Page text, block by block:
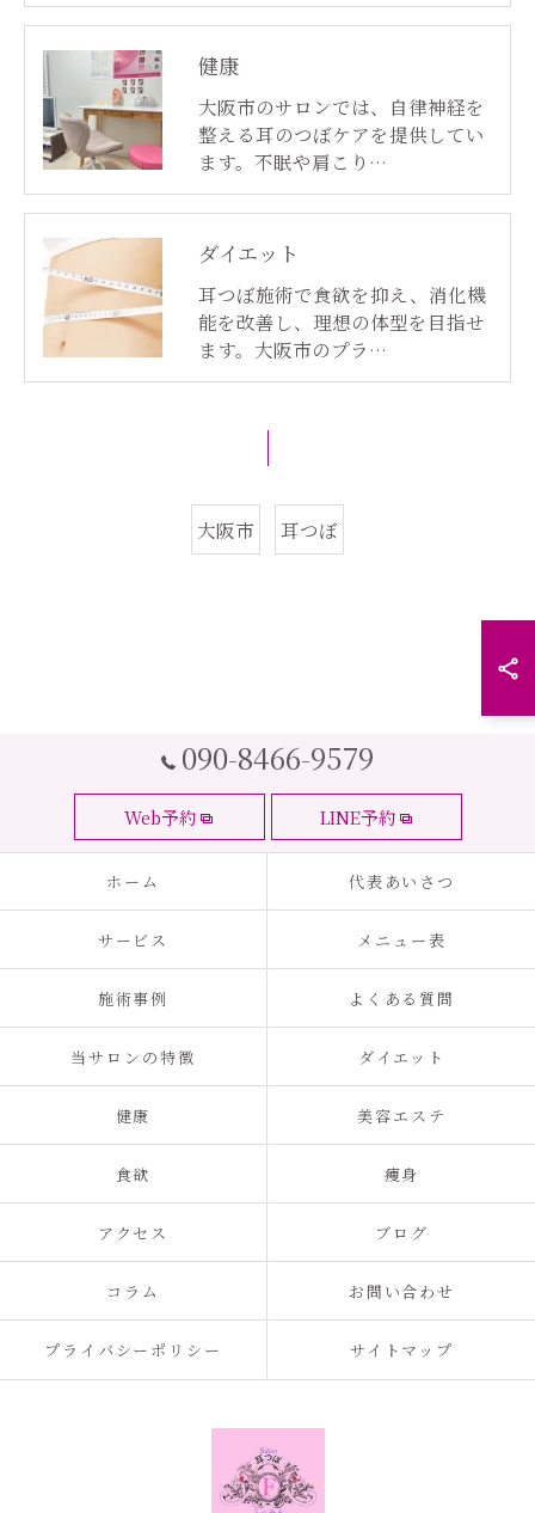
健康
大阪市のサロンでは、自律神経を
整える耳のつぼケアを提供してい
ます。不眠や肩こり…
ダイエット
耳つぼ施術で食欲を抑え、消化機
能を改善し、理想の体型を目指せ
ます。大阪市のプラ…
大阪市 耳つぼ
090-8466-9579
Web予約 LINE予約
ホーム 代表あいさつ
サービス メニュー表
施術事例 よくある質問
当サロンの特徴 ダイエット
健康 美容エステ
食欲 痩身
アクセス ブログ
コラム お問い合わせ
プライバシーポリシー サイトマップ